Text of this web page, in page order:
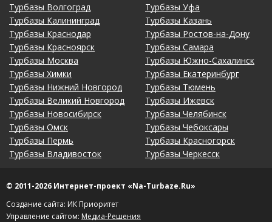
Турбазы Волгоград
Турбазы Калининград
Турбазы Краснодар
Турбазы Красноярск
Турбазы Москва
Турбазы Химки
Турбазы Нижний Новгород
Турбазы Великий Новгород
Турбазы Новосибирск
Турбазы Омск
Турбазы Пермь
Турбазы Владивосток
Турбазы Уфа
Турбазы Казань
Турбазы Ростов-на-Дону
Турбазы Самара
Турбазы Южно-Сахалинск
Турбазы Екатеринбург
Турбазы Тюмень
Турбазы Ижевск
Турбазы Челябинск
Турбазы Чебоксары
Турбазы Красногорск
Турбазы Черкесск
© 2011-2026 Интернет-проект «Na-Turbaze.Ru»
Создание сайта: ИК Приоритет
Управление сайтом: Медиа-Решения